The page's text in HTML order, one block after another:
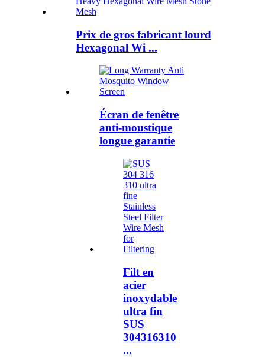
Prix ​​de gros fabricant lourd
Hexagonal Wi ...
Écran de fenêtre
anti-moustique
longue garantie
Filt en
acier
inoxydable
ultra fin
SUS
304316310
...